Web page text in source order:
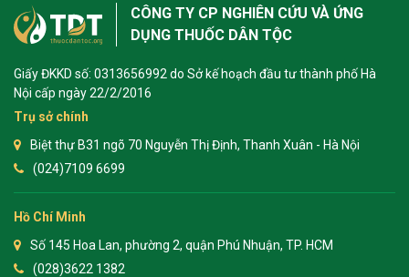
CÔNG TY CP NGHIÊN CỨU VÀ ỨNG
DỤNG THUỐC DÂN TỘC
Giấy ĐKKD số: 0313656992 do Sở kế hoạch đầu tư thành phố Hà
Nội cấp ngày 22/2/2016
Trụ sở chính
Biệt thự B31 ngõ 70 Nguyễn Thị Định, Thanh Xuân - Hà Nội
(024)7109 6699
Hồ Chí Minh
Số 145 Hoa Lan, phường 2, quận Phú Nhuận, TP. HCM
(028)3622 1382